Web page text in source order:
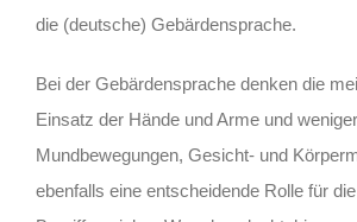
die (deutsche) Gebärdensprache.
Bei der Gebärdensprache denken die
Einsatz der Hände und Arme und
Mundbewegungen, Gesicht- und
ebenfalls eine entscheidende Rolle für